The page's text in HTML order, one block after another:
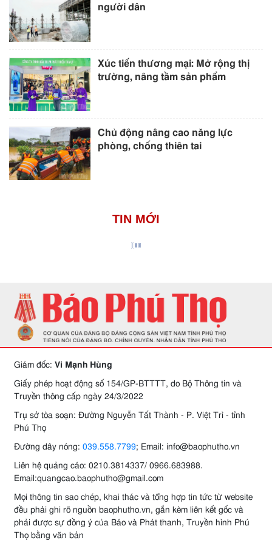
người dân
Xúc tiến thương mại: Mở rộng thị
trường, nâng tầm sản phẩm
Chủ động nâng cao năng lực
phòng, chống thiên tai
TIN MỚI
Giám đốc: Vi Mạnh Hùng
Giấy phép hoạt động số 154/GP-BTTTT, do Bộ Thông tin và
Truyền thông cấp ngày 24/3/2022
Trụ sở tòa soạn: Đường Nguyễn Tất Thành - P. Việt Trì - tỉnh
Phú Thọ
Đường dây nóng: 039.558.7799; Email: info@baophutho.vn
Liên hệ quảng cáo: 0210.3814337/ 0966.683988.
Email:quangcao.baophutho@gmail.com
Mọi thông tin sao chép, khai thác và tổng hợp tin tức từ website
đều phải ghi rõ nguồn baophutho.vn, gắn kèm liên kết gốc và
phải được sự đồng ý của Báo và Phát thanh, Truyền hình Phú
Thọ bằng văn bản